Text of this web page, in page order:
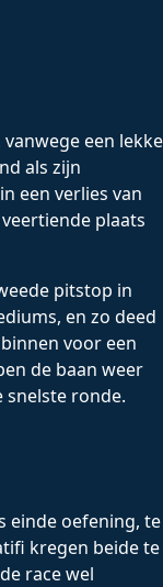
een lekke
als zijn
een verlies van
plaats
pitstop in
en zo deed
voor een
de baan weer
snelste ronde.
einde oefening, te
kregen beide te
race wel